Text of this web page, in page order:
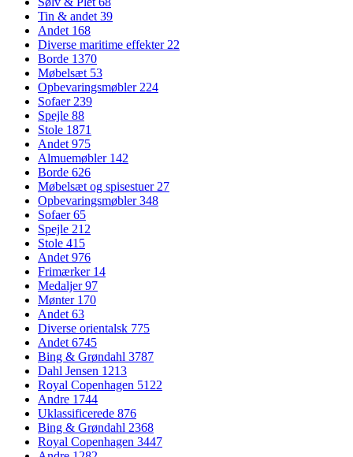
Tin & andet 39
Andet 168
Diverse maritime effekter 22
Borde 1370
Møbelsæt 53
Opbevaringsmøbler 224
Sofaer 239
Spejle 88
Stole 1871
Andet 975
Almuemøbler 142
Borde 626
Møbelsæt og spisestuer 27
Opbevaringsmøbler348
Sofaer65
Spejle 212
Stole 415
Andet 976
Frimærker 14
Medaljer97
Mønter 170
Andet 63
Diverse orientalsk 775
Andet 6745
Bing & Grøndahl 3787
Dahl Jensen 1213
Royal Copenhagen 5122
Andre 1744
Uklassificerede 876
Bing & Grøndahl 2368
Royal Copenhagen 3447